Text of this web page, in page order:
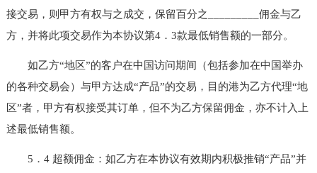
接交易，则甲方有权与之成交，保留百分之_________佣金与乙
方，并将此项交易作为本协议第4．3款最低销售额的一部分。
如乙方“地区”的客户在中国访问期间（包括参加在中国举办
的各种交易会）与甲方达成“产品”的交易，目的港为乙方代理“地
区”者，甲方有权接受其订单，但不为乙方保留佣金，亦不计入上
述最低销售额。
5．4 超额佣金：如乙方在本协议有效期内积极推销“产品”并